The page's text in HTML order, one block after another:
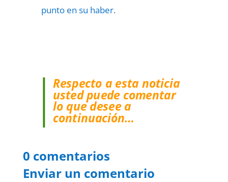
punto en su haber.
Respecto a esta noticia
usted puede comentar
lo que desee a
continuación…
0 comentarios
Enviar un comentario